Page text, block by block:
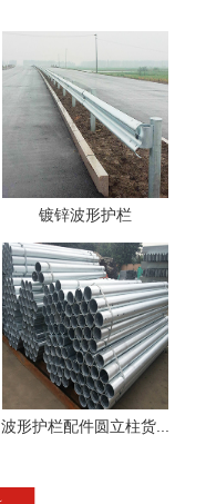
镀锌波形护栏
波形护栏配件圆立柱货...